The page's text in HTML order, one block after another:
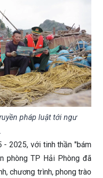
pháp luật tới ngư
- 2025, với tinh thần "bám
phòng TP Hải Phòng đã
chương trình, phong trào